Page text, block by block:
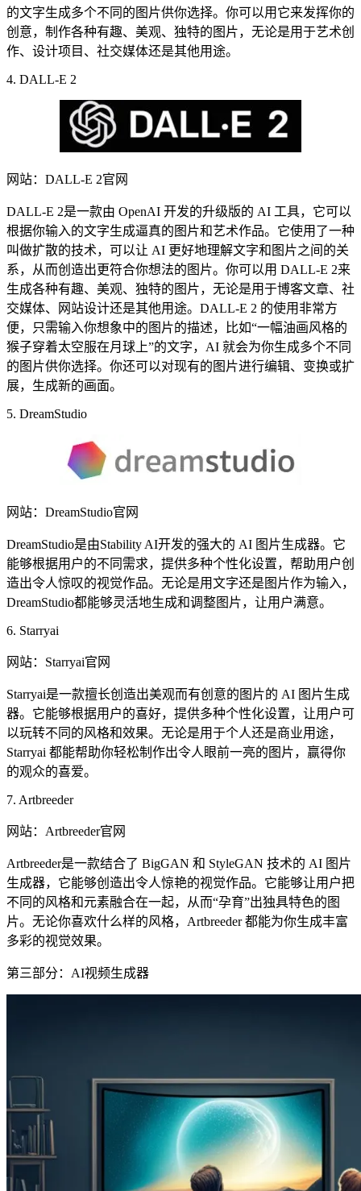
的文字生成多个不同的图片供你选择。你可以用它来发挥你的
创意，制作各种有趣、美观、独特的图片，无论是用于艺术创
作、设计项目、社交媒体还是其他用途。
4. DALL-E 2
网站：DALL-E 2官网
DALL-E 2是一款由 OpenAI 开发的升级版的 AI 工具，它可以
根据你输入的文字生成逼真的图片和艺术作品。它使用了一种
叫做扩散的技术，可以让 AI 更好地理解文字和图片之间的关
系，从而创造出更符合你想法的图片。你可以用 DALL-E 2来
生成各种有趣、美观、独特的图片，无论是用于博客文章、社
交媒体、网站设计还是其他用途。DALL-E 2 的使用非常方
便，只需输入你想象中的图片的描述，比如“一幅油画风格的
猴子穿着太空服在月球上”的文字，AI 就会为你生成多个不同
的图片供你选择。你还可以对现有的图片进行编辑、变换或扩
展，生成新的画面。
5. DreamStudio
网站：DreamStudio官网
DreamStudio是由Stability AI开发的强大的 AI 图片生成器。它
能够根据用户的不同需求，提供多种个性化设置，帮助用户创
造出令人惊叹的视觉作品。无论是用文字还是图片作为输入，
DreamStudio都能够灵活地生成和调整图片，让用户满意。
6. Starryai
网站：Starryai官网
Starryai是一款擅长创造出美观而有创意的图片的 AI 图片生成
器。它能够根据用户的喜好，提供多种个性化设置，让用户可
以玩转不同的风格和效果。无论是用于个人还是商业用途，
Starryai 都能帮助你轻松制作出令人眼前一亮的图片，赢得你
的观众的喜爱。
7. Artbreeder
网站：Artbreeder官网
Artbreeder是一款结合了 BigGAN 和 StyleGAN 技术的 AI 图片
生成器，它能够创造出令人惊艳的视觉作品。它能够让用户把
不同的风格和元素融合在一起，从而“孕育”出独具特色的图
片。无论你喜欢什么样的风格，Artbreeder 都能为你生成丰富
多彩的视觉效果。
第三部分：AI视频生成器